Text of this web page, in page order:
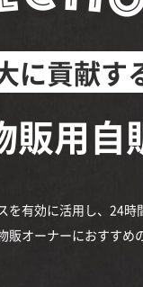
に貢献す
販用自
有効に活用し、24
オーナーにおすすめ